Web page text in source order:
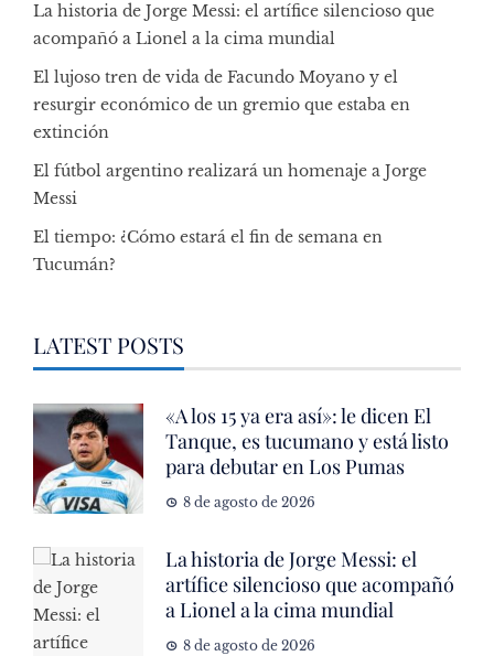
La historia de Jorge Messi: el artífice silencioso que
acompañó a Lionel a la cima mundial
El lujoso tren de vida de Facundo Moyano y el
resurgir económico de un gremio que estaba en
extinción
El fútbol argentino realizará un homenaje a Jorge
Messi
El tiempo: ¿Cómo estará el fin de semana en
Tucumán?
LATEST POSTS
«A los 15 ya era así»: le dicen El
Tanque, es tucumano y está listo
para debutar en Los Pumas
8 de agosto de 2026
La historia de Jorge Messi: el
artífice silencioso que acompañó
a Lionel a la cima mundial
8 de agosto de 2026